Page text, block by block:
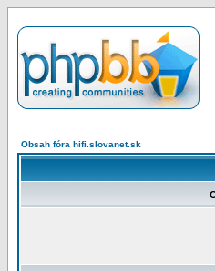
Obsah fóra hifi.slovanet.sk